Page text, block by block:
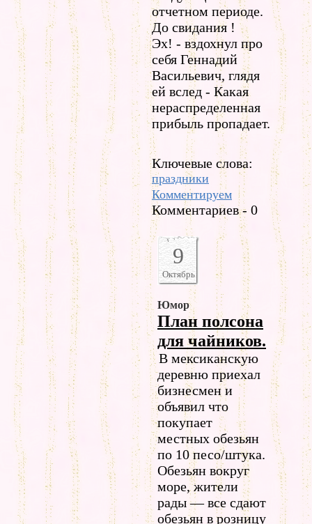
отчетном периоде.
До свидания !
Эх! - вздохнул про
себя Геннадий
Васильевич, глядя
ей вслед - Какая
нераспределенная
прибыль пропадает.
Ключевые слова:
праздники
Комментируем
Комментариев - 0
9
Октябрь
Юмор
План полсона
для чайников.
В мексиканскую
деревню приехал
бизнесмен и
объявил что
покупает
местных обезьян
по 10 песо/штука.
Обезьян вокруг
море, жители
рады — все сдают
обезьян в розницу